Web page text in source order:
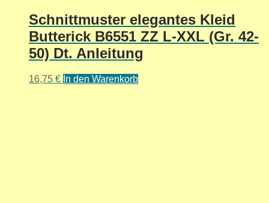
Schnittmuster elegantes Kleid
Butterick B6551 ZZ L-XXL (Gr. 42-
50) Dt. Anleitung
16,75 € In den Warenkorb